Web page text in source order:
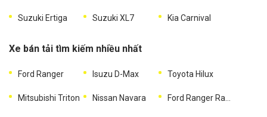
Suzuki Ertiga Suzuki XL7 Kia Carnival
Xe bán tải tìm kiếm nhiều nhất
Ford Ranger Isuzu D-Max Toyota Hilux
Mitsubishi Triton Nissan Navara Ford Ranger Raptor